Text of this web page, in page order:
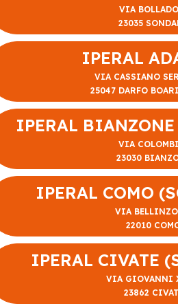
VIA
23035
IPERAL
VIA CASSIANO
25047 DARFO
IPERAL
VIA
23030
IPERAL COMO
VIA
22010
IPERAL CIVATE
VIA GIOVANNI
23862